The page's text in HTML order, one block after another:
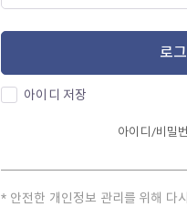
로
아이디 저장
아이디/비밀
안전한 개인정보 관리를 위해 다